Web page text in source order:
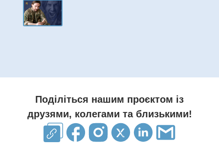
Поділіться нашим проєктом із
друзями, колегами та близькими!